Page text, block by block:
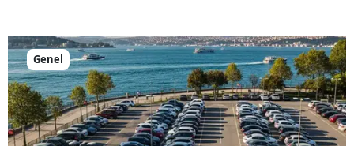
Genel